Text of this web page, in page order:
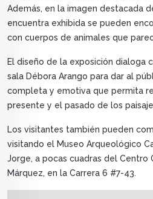
Además, en la imagen destacada
encuentra exhibida se pueden
con cuerpos de animales que
El diseño de la exposición dialoga
sala Débora Arango para dar al
completa y emotiva que permita
presente y el pasado de los
Los visitantes también pueden
visitando el Museo Arqueológico
Jorge, a pocas cuadras del Centro
Márquez, en la Carrera 6 #7-43.